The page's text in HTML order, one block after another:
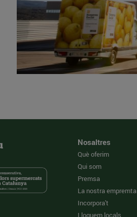
Nosaltres
Què oferim
Qui som
Premsa
La nostra empremta
Incorpora't
Lloguem locals